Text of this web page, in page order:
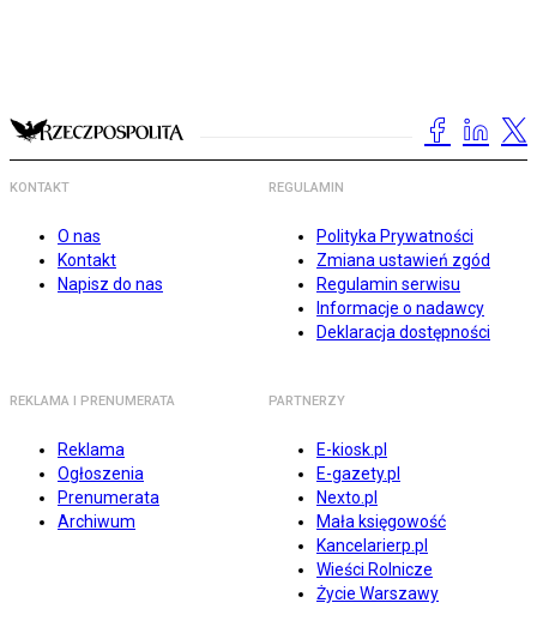
KONTAKT
O nas
Kontakt
Napisz do nas
REGULAMIN
Polityka Prywatności
Zmiana ustawień zgód
Regulamin serwisu
Informacje o nadawcy
Deklaracja dostępności
REKLAMA I PRENUMERATA
Reklama
Ogłoszenia
Prenumerata
Archiwum
PARTNERZY
E-kiosk.pl
E-gazety.pl
Nexto.pl
Mała księgowość
Kancelarierp.pl
Wieści Rolnicze
Życie Warszawy